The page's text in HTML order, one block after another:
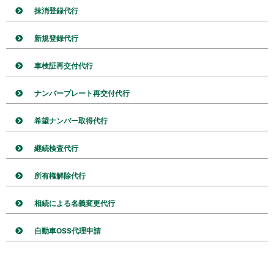
抹消登録代行
新規登録代行
車検証再交付代行
ナンバープレート再交付代行
希望ナンバー取得代行
継続検査代行
所有権解除代行
相続による名義変更代行
自動車OSS代理申請